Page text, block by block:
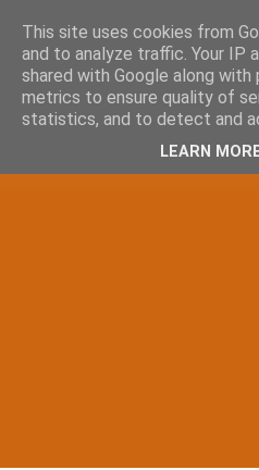
This site uses cookies from
and to analyze traffic. Your IP
shared with Google along
metrics to ensure quality of
statistics, and to detect and
LEARN